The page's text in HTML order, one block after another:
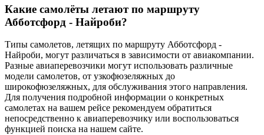
Какие самолёты летают по маршруту
Абботсфорд - Найроби?
Типы самолетов, летящих по маршруту Абботсфорд -
Найроби, могут различаться в зависимости от авиакомпании.
Разные авиаперевозчики могут использовать различные
модели самолетов, от узкофюзеляжных до
широкофюзеляжных, для обслуживания этого направления.
Для получения подробной информации о конкретных
самолетах на вашем рейсе рекомендуем обратиться
непосредственно к авиаперевозчику или воспользоваться
функцией поиска на нашем сайте.